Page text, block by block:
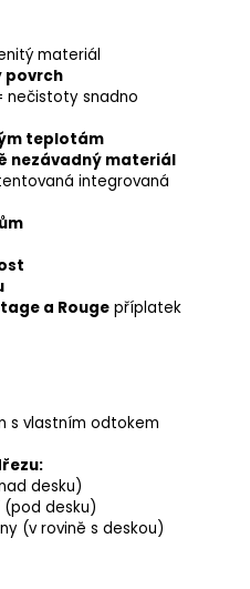
materiál
povrch
nečistoty snadno
teplotám
nezávadný materiál
integrovaná
a Rouge příplatek
s vlastním odtokem
desku)
desku)
(v rovině s deskou)